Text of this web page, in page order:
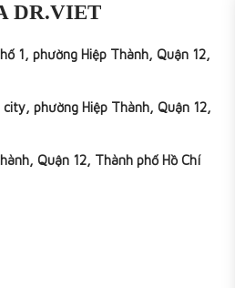
DR.VIET
1, phường Hiệp Thành, Quận 12,
city, phường Hiệp Thành, Quận 12,
Quận 12, Thành phố Hồ Chí